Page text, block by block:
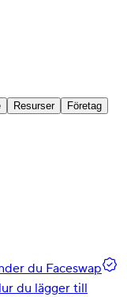
Resurser Företag
du Faceswap
du lägger till